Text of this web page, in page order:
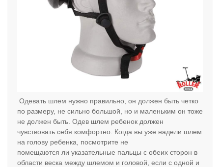
Одевать шлем нужно правильно, он должен быть четко
по размеру, не сильно большой, но и маленьким он тоже
не должен быть. Одев шлем ребенок должен
чувствовать себя комфортно. Когда вы уже надели шлем
на голову ребенка, посмотрите не
помещаются ли указательные пальцы с обеих сторон в
области веска между шлемом и головой, если с одной и